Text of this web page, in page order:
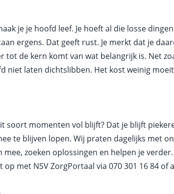
je je hoofd leef. Je hoeft al die losse
ergens. Dat geeft rust. Je merkt dat je
tot de kern komt van wat belangrijk is. Net
niet laten dichtslibben. Het kost weinig
soort momenten vol blijft? Dat je blijft
te blijven lopen. Wij praten dagelijks met
mee, zoeken oplossingen en helpen je
op met NSV ZorgPortaal via 070 301 16 84 of